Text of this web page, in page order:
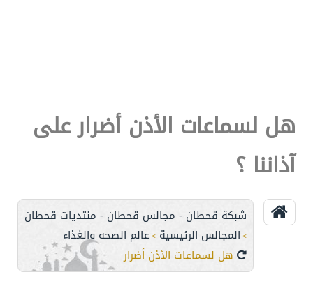
هل لسماعات الأذن أضرار على
آذاننا ؟
شبكة قحطان - مجالس قحطان - منتديات قحطان
> المجالس الرئيسية > عالم الصحه والغذاء
هل لسماعات الأذن أضرار على آذاننا ؟